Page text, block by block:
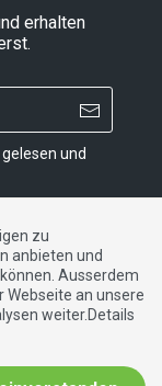
erhalten
gelesen und
Kontakt
zu
anbieten und
Ausserdem
an unsere
weiter.Details